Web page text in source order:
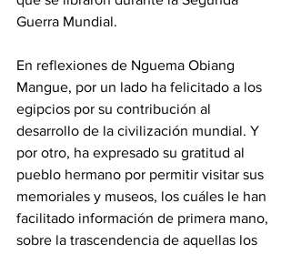
Guerra Mundial.
En reflexiones de Nguema Obiang
Mangue, por un lado ha felicitado a los
egipcios por su contribución al
desarrollo de la civilización mundial. Y
por otro, ha expresado su gratitud al
pueblo hermano por permitir visitar sus
memoriales y museos, los cuáles le han
facilitado información de primera mano,
sobre la trascendencia de aquellas los